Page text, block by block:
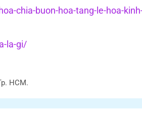
chia-buon-hoa-tang-le-hoa-
la-gi/
HCM.